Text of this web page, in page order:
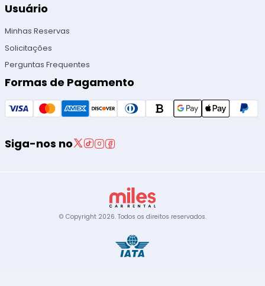
Usuário
Minhas Reservas
Solicitações
Perguntas Frequentes
Formas de Pagamento
Siga-nos no
© Copyright 2026. Todos os direitos reservados.